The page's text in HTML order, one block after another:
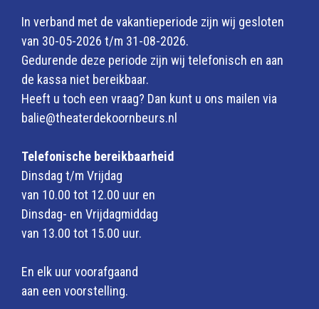
In verband met de vakantieperiode zijn wij gesloten
van 30-05-2026 t/m 31-08-2026.
Gedurende deze periode zijn wij telefonisch en aan
de kassa niet bereikbaar.
Heeft u toch een vraag? Dan kunt u ons mailen via
balie@theaterdekoornbeurs.nl
Telefonische bereikbaarheid
Dinsdag t/m Vrijdag
van 10.00 tot 12.00 uur en
Dinsdag- en Vrijdagmiddag
van 13.00 tot 15.00 uur.
En elk uur voorafgaand
aan een voorstelling.